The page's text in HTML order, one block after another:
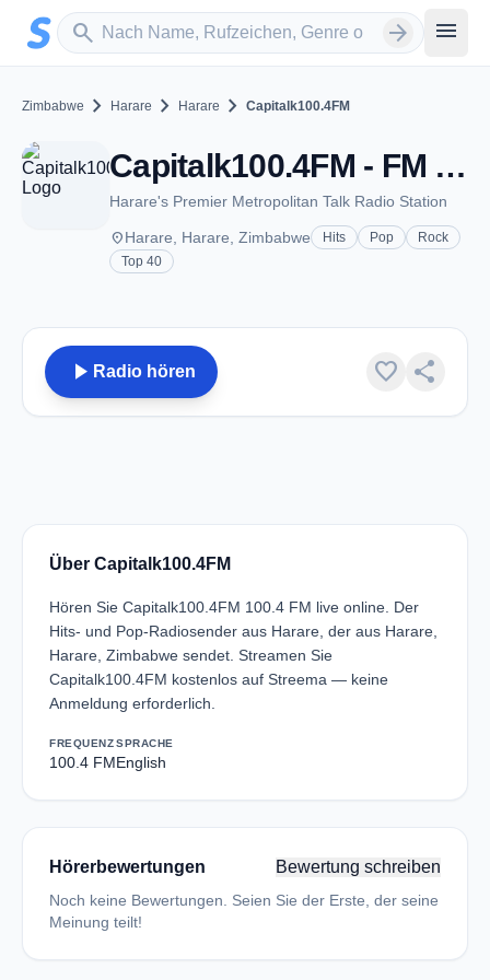
Zum Hauptinhalt springen
search
Sender suchen arrow_forward menu
Zimbabwe chevron_right Harare chevron_right Harare chevron_right Capitalk100.4FM
Capitalk100.4FM - FM 100.4 - Harare
Harare's Premier Metropolitan Talk Radio Station
placeHarare, Harare, Zimbabwe Hits Pop
Rock
Top 40
play_arrow Radio hören favorite share
Über Capitalk100.4FM
Hören Sie Capitalk100.4FM 100.4 FM live online. Der
Hits- und Pop-Radiosender aus Harare, der aus Harare,
Harare, Zimbabwe sendet. Streamen Sie
Capitalk100.4FM kostenlos auf Streema — keine
Anmeldung erforderlich.
FREQUENZ
100.4 FM
SPRACHE
English
Hörerbewertungen Bewertung schreiben
Noch keine Bewertungen. Seien Sie der Erste, der seine
Meinung teilt!